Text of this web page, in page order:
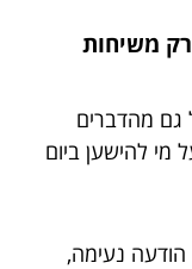
רק משיחות
גם מהדברים
מי להישען ביום
הודעה נעימה,